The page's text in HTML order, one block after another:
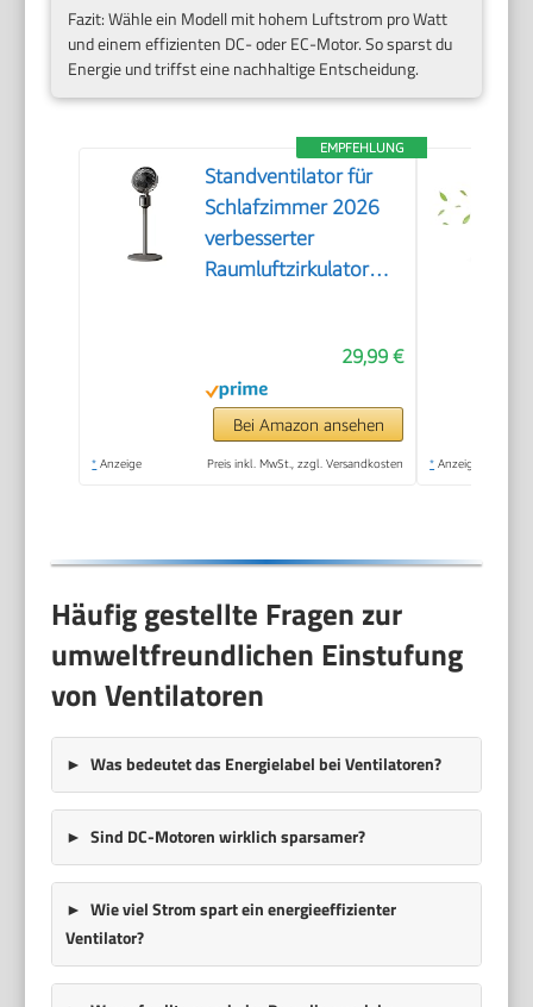
Fazit: Wähle ein Modell mit hohem Luftstrom pro Watt
und einem effizienten DC- oder EC-Motor. So sparst du
Energie und triffst eine nachhaltige Entscheidung.
EMPFEHLUNG
Standventilator für
Schlafzimmer 2026
verbesserter
Raumluftzirkulator
oszillierendem
Standfuß
Fernbedienung 3
29,99 €
Bei Amazon ansehen
* Anzeige Preis inkl. MwSt., zzgl. Versandkosten * Anzeige
Häufig gestellte Fragen zur
umweltfreundlichen Einstufung
von Ventilatoren
Was bedeutet das Energielabel bei Ventilatoren?
Sind DC-Motoren wirklich sparsamer?
Wie viel Strom spart ein energieeffizienter
Ventilator?